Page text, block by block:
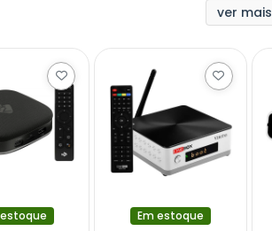
ver mais
Em estoque